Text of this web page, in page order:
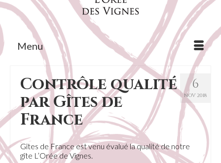
Menu
6
NOV 2018
Contrôle qualité
par Gîtes de
France
Gîtes de France est venu évalué la qualité de notre
gîte L’Orée de Vignes.